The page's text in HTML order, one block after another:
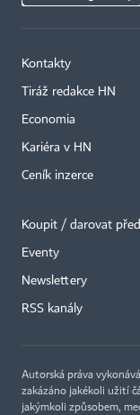
Kontakty
Tiráž redakce HN
Economia
Kariéra v HN
Ceník inzerce
Koupit / darovat
Eventy
Newslettery
RSS kanály
Autorská práva
zakázáno jakékoli užití
jakýmkoli způsobem,